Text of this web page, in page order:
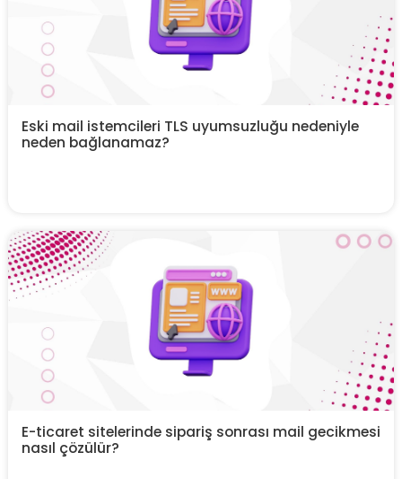
Eski mail istemcileri TLS uyumsuzluğu nedeniyle
neden bağlanamaz?
E-ticaret sitelerinde sipariş sonrası mail gecikmesi
nasıl çözülür?